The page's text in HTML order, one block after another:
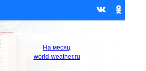
На месяц
world-weather.ru